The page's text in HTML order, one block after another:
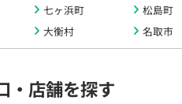
七ヶ浜町 松島町
大衡村 名取市
・店舗を探す